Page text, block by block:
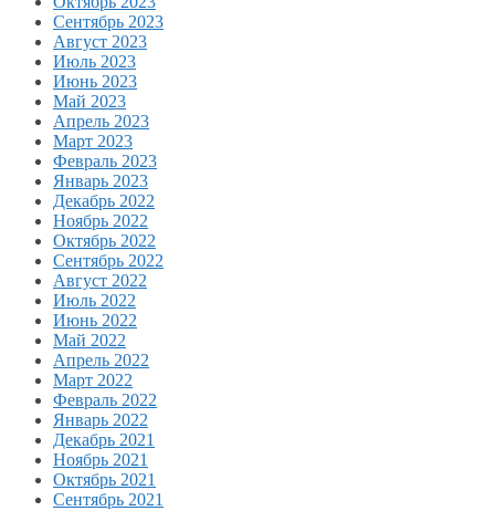
Сентябрь 2023
Август 2023
Июль 2023
Июнь 2023
Май 2023
Апрель 2023
Март 2023
Февраль 2023
Январь 2023
Декабрь 2022
Ноябрь 2022
Октябрь 2022
Сентябрь 2022
Август 2022
Июль 2022
Июнь 2022
Май 2022
Апрель 2022
Март 2022
Февраль 2022
Январь 2022
Декабрь 2021
Ноябрь 2021
Октябрь 2021
Сентябрь 2021